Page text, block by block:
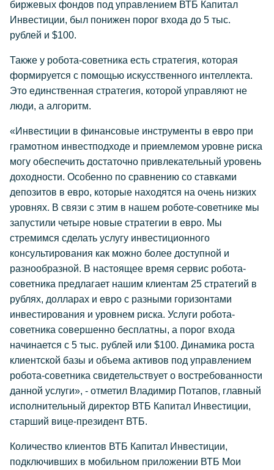
биржевых фондов под управлением ВТБ Капитал
Инвестиции, был понижен порог входа до 5 тыс.
рублей и $100.
Также у робота-советника есть стратегия, которая
формируется с помощью искусственного интеллекта.
Это единственная стратегия, которой управляют не
люди, а алгоритм.
«Инвестиции в финансовые инструменты в евро при
грамотном инвестподходе и приемлемом уровне риска
могу обеспечить достаточно привлекательный уровень
доходности. Особенно по сравнению со ставками
депозитов в евро, которые находятся на очень низких
уровнях. В связи с этим в нашем роботе-советнике мы
запустили четыре новые стратегии в евро. Мы
стремимся сделать услугу инвестиционного
консультирования как можно более доступной и
разнообразной. В настоящее время сервис робота-
советника предлагает нашим клиентам 25 стратегий в
рублях, долларах и евро с разными горизонтами
инвестирования и уровнем риска. Услуги робота-
советника совершенно бесплатны, а порог входа
начинается с 5 тыс. рублей или $100. Динамика роста
клиентской базы и объема активов под управлением
робота-советника свидетельствует о востребованности
данной услуги», - отметил Владимир Потапов, главный
исполнительный директор ВТБ Капитал Инвестиции,
старший вице-президент ВТБ.
Количество клиентов ВТБ Капитал Инвестиции,
подключивших в мобильном приложении ВТБ Мои